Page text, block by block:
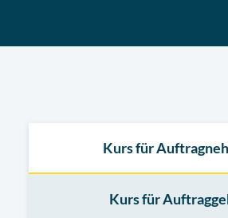
Kurs für
Kurs für